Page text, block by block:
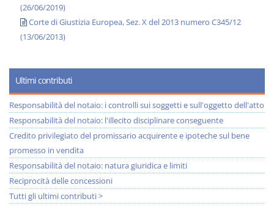
(26/06/2019)
Corte di Giustizia Europea, Sez. X del 2013 numero C345/12
(13/06/2013)
Ultimi contributi
Responsabilità del notaio: i controlli sui soggetti e sull'oggetto dell'atto
Responsabilità del notaio: l'illecito disciplinare conseguente
Credito privilegiato del promissario acquirente e ipoteche sul bene
promesso in vendita
Responsabilità del notaio: natura giuridica e limiti
Reciprocità delle concessioni
Tutti gli ultimi contributi >